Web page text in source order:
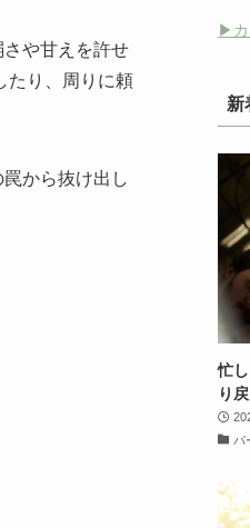
や甘えを許せ
たり、周りに頼
から抜け出し
▶︎カ
新
忙
り
パ